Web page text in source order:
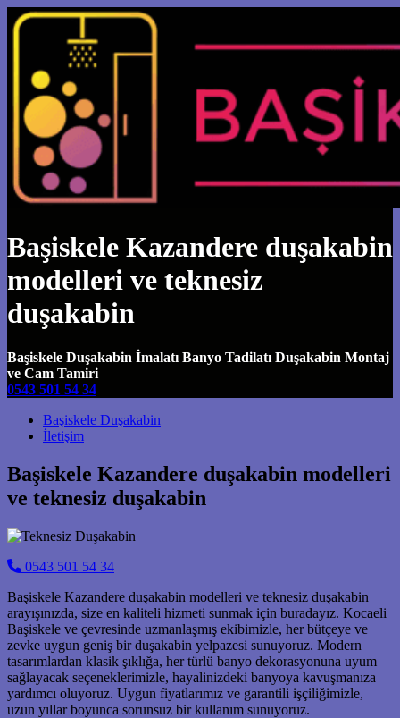
Başiskele Kazandere duşakabin
modelleri ve teknesiz
duşakabin
Başiskele Duşakabin İmalatı Banyo Tadilatı Duşakabin Montaj
ve Cam Tamiri
0543 501 54 34
Main Navigation
Başiskele Duşakabin
İletişim
Başiskele Kazandere duşakabin modelleri
ve teknesiz duşakabin
0543 501 54 34
Başiskele Kazandere duşakabin modelleri ve teknesiz duşakabin
arayışınızda, size en kaliteli hizmeti sunmak için buradayız. Kocaeli
Başiskele ve çevresinde uzmanlaşmış ekibimizle, her bütçeye ve
zevke uygun geniş bir duşakabin yelpazesi sunuyoruz. Modern
tasarımlardan klasik şıklığa, her türlü banyo dekorasyonuna uyum
sağlayacak seçeneklerimizle, hayalinizdeki banyoya kavuşmanıza
yardımcı oluyoruz. Uygun fiyatlarımız ve garantili işçiliğimizle,
uzun yıllar boyunca sorunsuz bir kullanım sunuyoruz.